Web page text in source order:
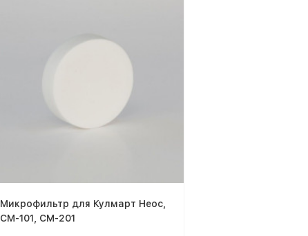
Микрофильтр для Кулмарт Неос,
СМ-101, СМ-201